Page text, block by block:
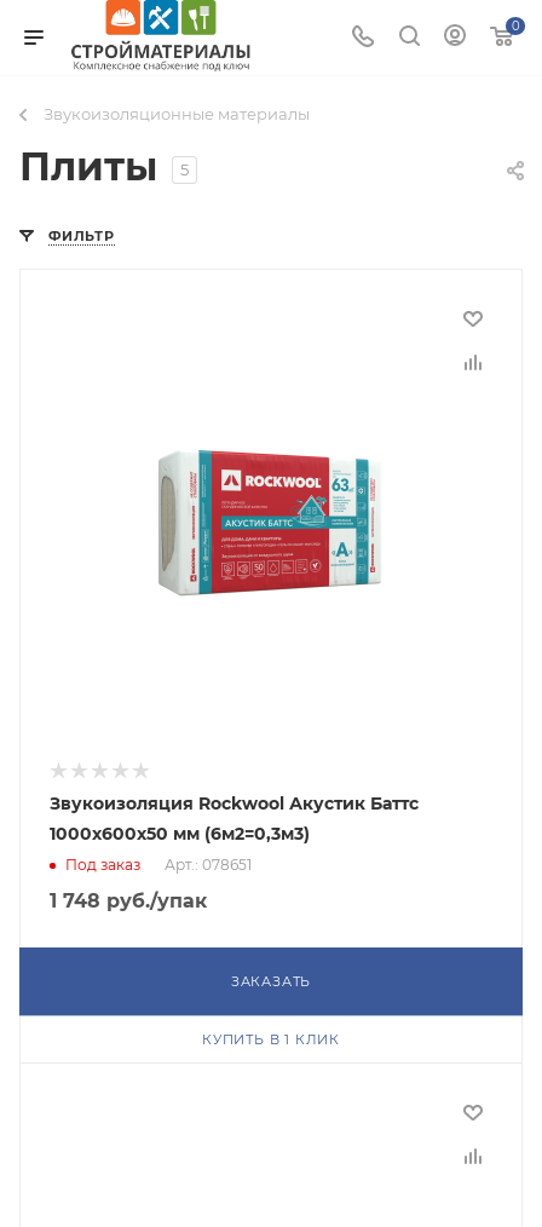
0
Звукоизоляционные материалы
Плиты 5
ФИЛЬТР
Звукоизоляция Rockwool Акустик Баттс
1000х600х50 мм (6м2=0,3м3)
Под заказ Арт.: 078651
1 748 руб./упак
ЗАКАЗАТЬ
КУПИТЬ В 1 КЛИК